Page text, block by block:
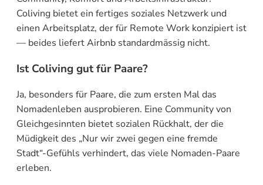
Coliving bietet ein fertiges soziales Netzwerk und
einen Arbeitsplatz, der für Remote Work konzipiert ist
— beides liefert Airbnb standardmässig nicht.
Ist Coliving gut für Paare?
Ja, besonders für Paare, die zum ersten Mal das
Nomadenleben ausprobieren. Eine Community von
Gleichgesinnten bietet sozialen Rückhalt, der die
Müdigkeit des „Nur wir zwei gegen eine fremde
Stadt“-Gefühls verhindert, das viele Nomaden-Paare
erleben.